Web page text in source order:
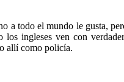
a todo el mundo le gusta,
ingleses ven con
allí como policía.